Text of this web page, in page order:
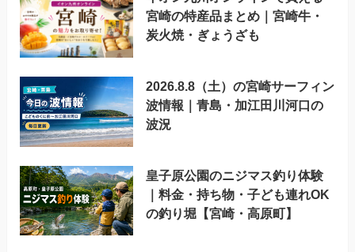
宮崎の特産品まとめ｜宮崎牛・
炭火焼・ぎょうざも
2026.8.8（土）の宮崎サーフィン
波情報｜青島・加江田川河口の
波況
皇子原公園のニジマス釣り体験
｜料金・持ち物・子ども連れOK
の釣り堀【宮崎・高原町】